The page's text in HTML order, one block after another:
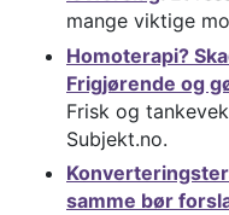
mange viktige
Homoterapi?
Frigjørende og
Frisk og
Subjekt.no.
samme bør